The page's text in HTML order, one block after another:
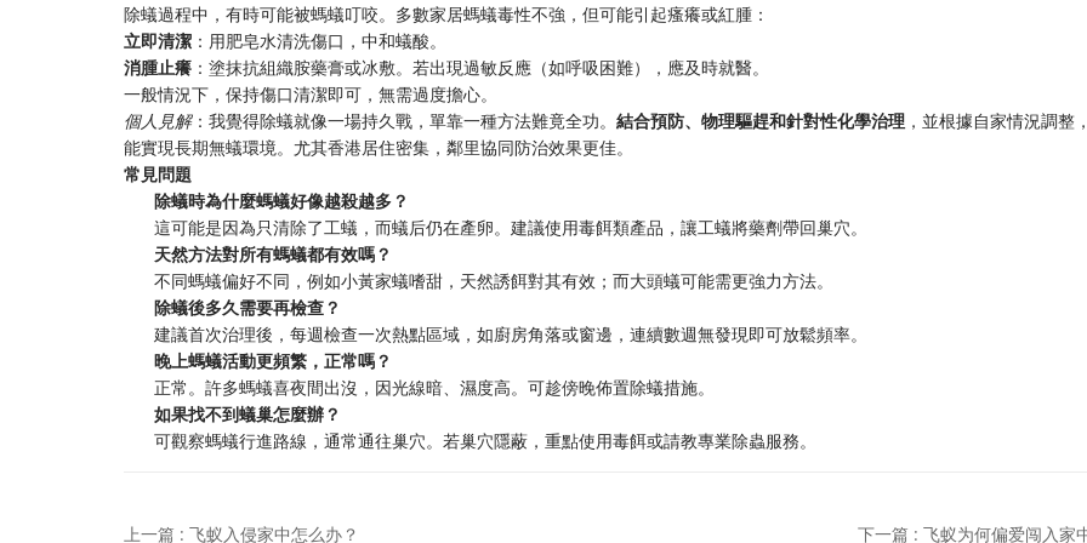
除蟻過程中，有時可能被螞蟻叮咬。多數家居螞蟻毒性不強，但可能引起瘙癢或紅腫：
​立即清潔​ ​：用肥皂水清洗傷口，中和蟻酸。
​消腫止癢​ ​：塗抹抗組織胺藥膏或冰敷。若出現過敏反應（如呼吸困難），應及時就醫。
一般情況下，保持傷口清潔即可，無需過度擔心。
個人見解​：我覺得除蟻就像一場持久戰，單靠一種方法難竟全功。​ ​結合預防、物理驅趕和針對性化學治理​ ，並根據自家情況調整
能實現長期無蟻環境。尤其香港居住密集，鄰里協同防治效果更佳。
​常見問題​
​除蟻時為什麼螞蟻好像越殺越多？​
這可能是因為只清除了工蟻，而蟻后仍在產卵。建議使用毒餌類產品，讓工蟻將藥劑帶回巢穴。
​天然方法對所有螞蟻都有效嗎？​
不同螞蟻偏好不同，例如小黃家蟻嗜甜，天然誘餌對其有效；而大頭蟻可能需更強力方法。
​除蟻後多久需要再檢查？​
建議首次治理後，每週檢查一次熱點區域，如廚房角落或窗邊，連續數週無發現即可放鬆頻率。
​晚上螞蟻活動更頻繁，正常嗎？​
正常。許多螞蟻喜夜間出沒，因光線暗、濕度高。可趁傍晚佈置除蟻措施。
​如果找不到蟻巢怎麼辦？​
可觀察螞蟻行進路線，通常通往巢穴。若巢穴隱蔽，重點使用毒餌或請教專業除蟲服務。
上一篇 : 飞蚁入侵家中怎么办？ 下一篇 : 飞蚁为何偏爱闯入家